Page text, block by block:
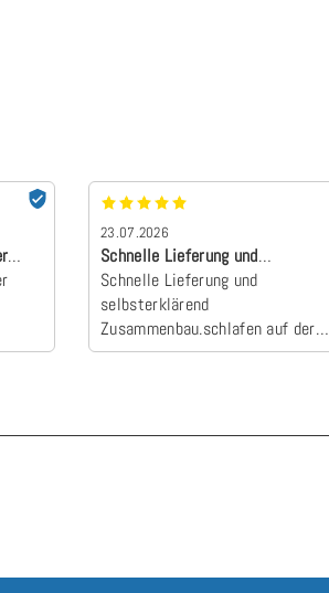
23.07.2026
Schnelle Lieferung und
selbsterklärend Z…
Schnelle Lieferung und
selbsterklärend
Zusammenbau.schlafen auf der
neuen Matratze einfach